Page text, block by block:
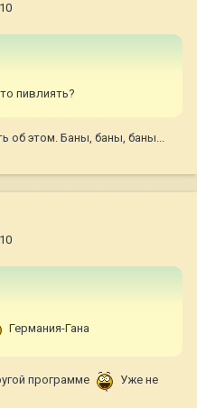
пивлиять?
об этом. Баны, баны, баны...
Германия-Гана
программе
Уже не